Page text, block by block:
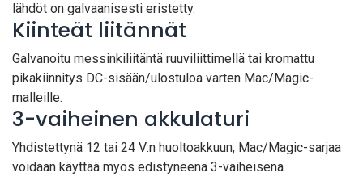
lähdöt on galvaanisesti eristetty.
Kiinteät liitännät
Galvanoitu messinkiliitäntä ruuviliittimellä tai kromattu
pikakiinnitys DC-sisään/ulostuloa varten Mac/Magic-
malleille.
3-vaiheinen akkulaturi
Yhdistettynä 12 tai 24 V:n huoltoakkuun, Mac/Magic-sarjaa
voidaan käyttää myös edistyneenä 3-vaiheisena